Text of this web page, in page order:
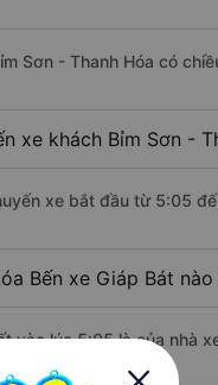
Sơn - Thanh Hóa có
xe khách Bỉm Sơn -
xe bắt đầu từ 5:05
Bến xe Giáp Bát
vào lúc 5:05 là của nhà